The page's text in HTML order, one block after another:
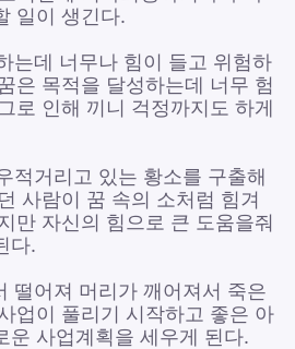
일이 생긴다.
는데 너무나 힘이 들고 위험하
은 목적을 달성하는데 너무 험
로 인해 끼니 걱정까지도 하게
적거리고 있는 황소를 구출해
사람이 꿈 속의 소처럼 힘겨
만 자신의 힘으로 큰 도움을줘
다.
떨어져 머리가 깨어져서 죽은
업이 풀리기 시작하고 좋은 아
운 사업계획을 세우게 된다.